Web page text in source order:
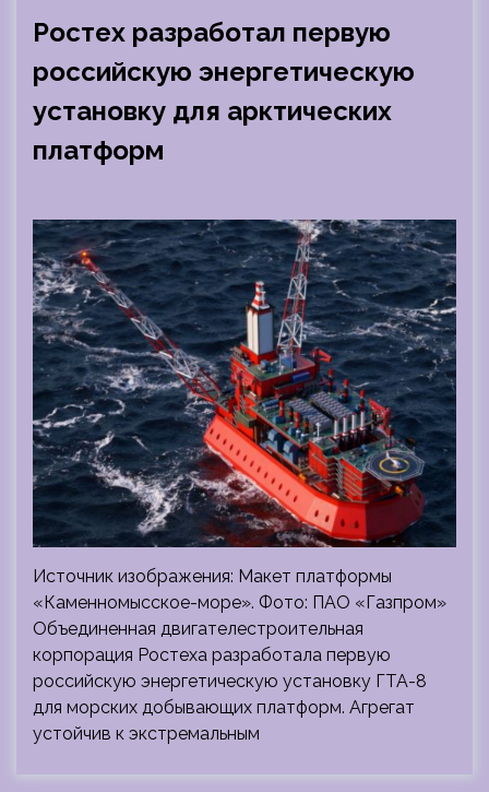
Ростех разработал первую
российскую энергетическую
установку для арктических
платформ
Источник изображения: Макет платформы
«Каменномысское-море». Фото: ПАО «Газпром»
Объединенная двигателестроительная
корпорация Ростеха разработала первую
российскую энергетическую установку ГТА-8
для морских добывающих платформ. Агрегат
устойчив к экстремальным